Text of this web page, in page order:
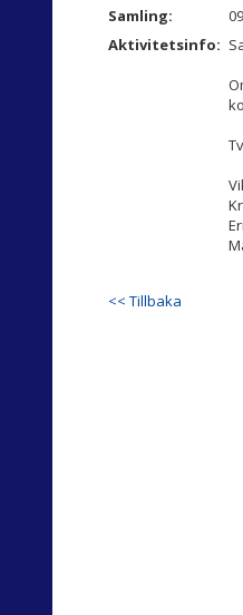
Samling:
Aktivitetsinfo:
<< Tillbaka